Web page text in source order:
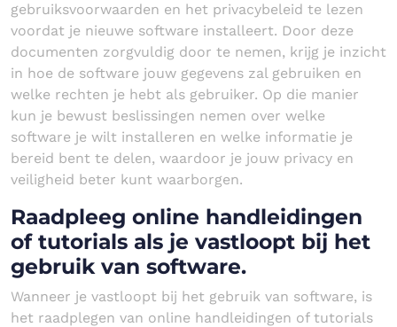
gebruiksvoorwaarden en het privacybeleid te lezen
voordat je nieuwe software installeert. Door deze
documenten zorgvuldig door te nemen, krijg je inzicht
in hoe de software jouw gegevens zal gebruiken en
welke rechten je hebt als gebruiker. Op die manier
kun je bewust beslissingen nemen over welke
software je wilt installeren en welke informatie je
bereid bent te delen, waardoor je jouw privacy en
veiligheid beter kunt waarborgen.
Raadpleeg online handleidingen
of tutorials als je vastloopt bij het
gebruik van software.
Wanneer je vastloopt bij het gebruik van software, is
het raadplegen van online handleidingen of tutorials